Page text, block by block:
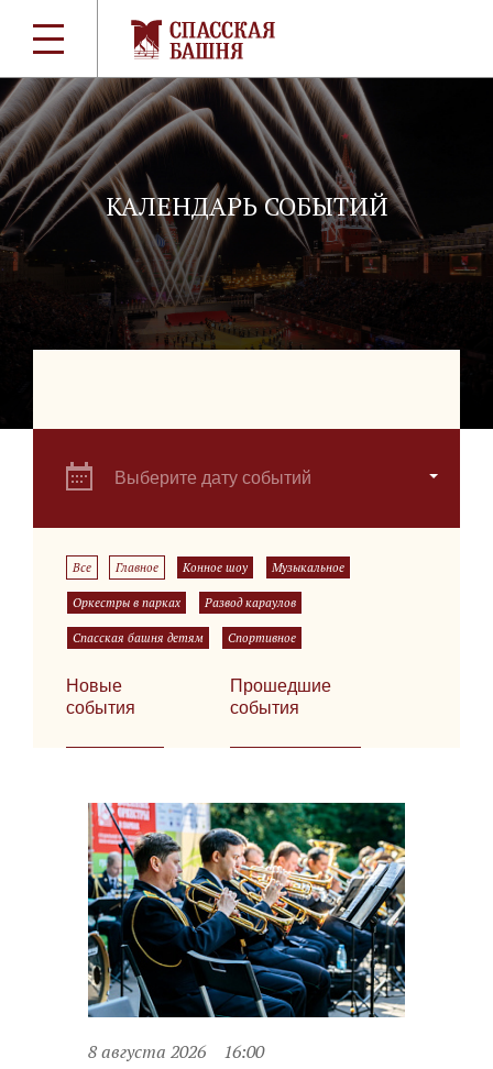
КАЛЕНДАРЬ СОБЫТИЙ
Выберите дату событий
Все Главное Конное шоу Музыкальное
Оркестры в парках Развод караулов
Спасская башня детям Спортивное
Новые
события
Прошедшие
события
8 августа 2026 16:00